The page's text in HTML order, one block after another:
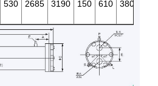
530 2685 3190 150 610 380